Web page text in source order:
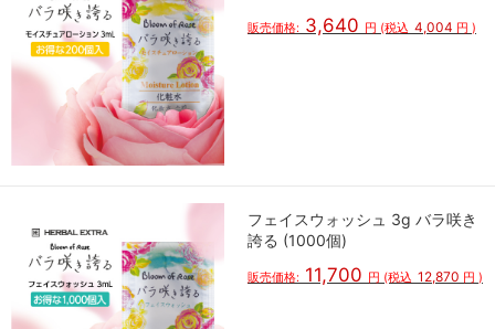
販売価格: 3,640 円 (税込 4,004 円 )
フェイスウォッシュ 3g バラ咲き
誇る (1000個)
販売価格: 11,700 円 (税込 12,870 円 )